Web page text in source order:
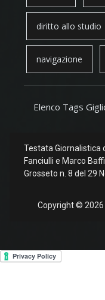
diritto allo studio
navigazione
Elenco Tags
Testata Giornalistica
Fanciulli e Marco
Grosseto n. 8 del 29
Copyright © 2026